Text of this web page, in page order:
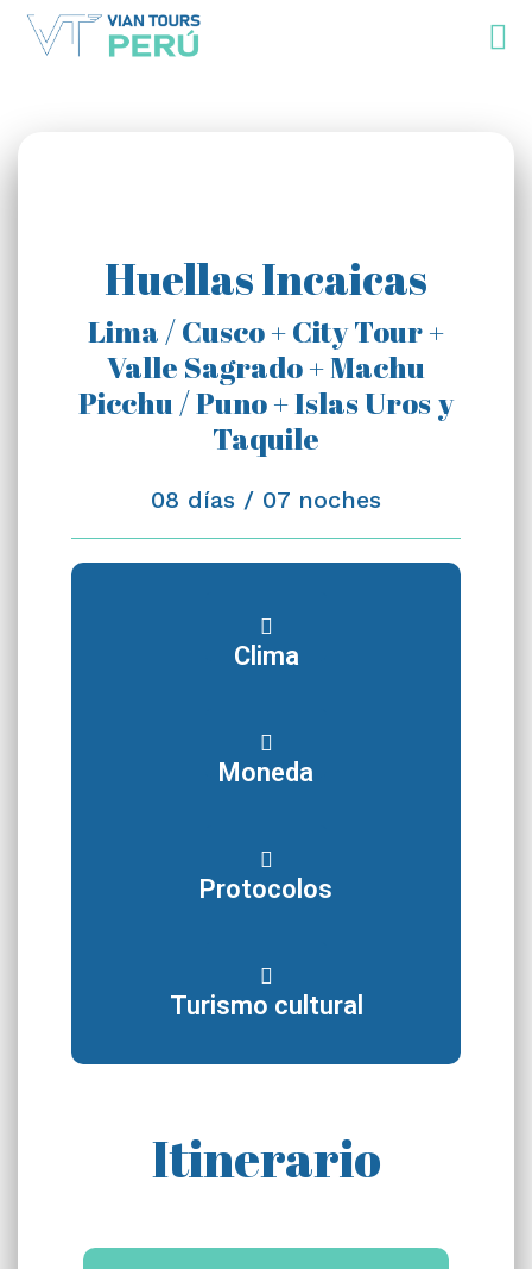
Huellas Incaicas
Lima / Cusco + City Tour +
Valle Sagrado + Machu
Picchu / Puno + Islas Uros y
Taquile
08 días / 07 noches
Clima
Moneda
Protocolos
Turismo cultural
Itinerario